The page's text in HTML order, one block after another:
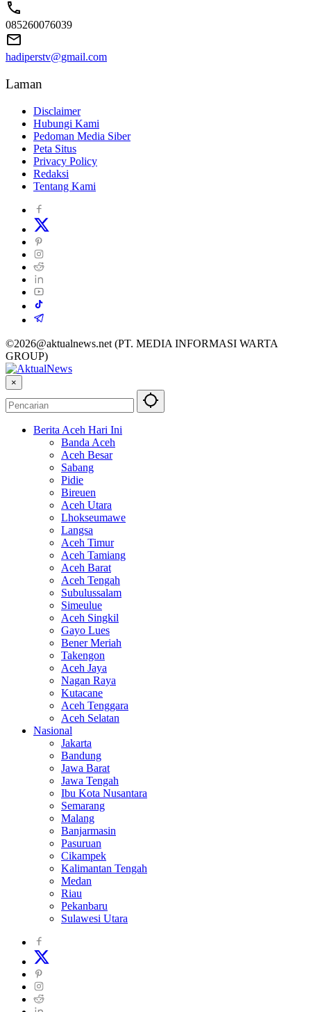
085260076039
hadiperstv@gmail.com
Laman
Disclaimer
Hubungi Kami
Pedoman Media Siber
Peta Situs
Privacy Policy
Redaksi
Tentang Kami
©2026@aktualnews.net (PT. MEDIA INFORMASI WARTA
GROUP)
×
Berita Aceh Hari Ini
Banda Aceh
Aceh Besar
Sabang
Pidie
Bireuen
Aceh Utara
Lhokseumawe
Langsa
Aceh Timur
Aceh Tamiang
Aceh Barat
Aceh Tengah
Subulussalam
Simeulue
Aceh Singkil
Gayo Lues
Bener Meriah
Takengon
Aceh Jaya
Nagan Raya
Kutacane
Aceh Tenggara
Aceh Selatan
Nasional
Jakarta
Bandung
Jawa Barat
Jawa Tengah
Ibu Kota Nusantara
Semarang
Malang
Banjarmasin
Pasuruan
Cikampek
Kalimantan Tengah
Medan
Riau
Pekanbaru
Sulawesi Utara